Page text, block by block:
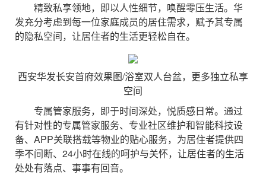
精致私享领地，即以人性细节，唤醒零压生活。华
发充分考虑到每一位家庭成员的居住需求，赋予其专属
的隐私空间，让居住者的生活更轻松自在。
西安华发长安首府效果图/浴室双人台盆，更多独立私享
空间
专属管家服务，即于时间深处，悦质感日常。通过
有针对性的专属管家服务、专业社区维护和智能科技设
备、APP关联搭载等物业的贴心服务，为居住者提供四
季不间断、24小时在线的呵护与关怀，让居住者的生活
处处有落点、事事有回音。